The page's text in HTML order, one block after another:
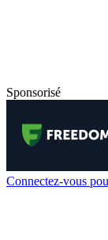
Sponsorisé
Connectez-vous